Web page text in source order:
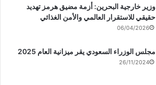
وزير خارجية البحرين: أزمة مضيق هرمز تهديد
حقيقي للاستقرار العالمي والأمن الغذائي
06/04/2026
مجلس الوزراء السعودي يقر ميزانية العام 2025
26/11/2024